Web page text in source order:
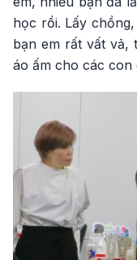
học rồi. Lấy
bạn em rất vất vả,
áo ấm cho các con